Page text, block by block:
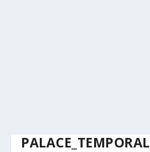
PALACE_TEMPORAL